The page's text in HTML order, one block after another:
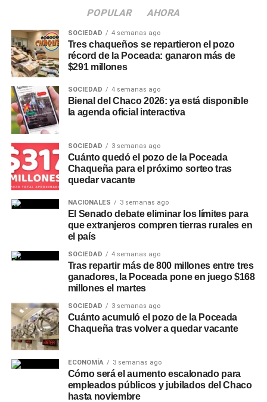
En tanto, el jefe de la Planta Potabilizadora de Puerto
mecánico y la canalización permiten optimizar el
escurrimiento del agua hacia la toma, mejorando las
condiciones de captación frente a la bajante del río, y
a la evolución de las condiciones hidrológicas.
Un plan preventivo en
distintos puntos de la
provincia
DesdeSameepremarcaron que estas intervenciones
forman parte de un plan de trabajo preventivo que la
empresa desarrolla en distintos puntos de la provincia
para responder con rapidez a las variaciones hidrológicas
y asegurar la prestación del servicio, priorizando el
funcionamiento de las plantas potabilizadoras y el
abastecimiento a la población. La planta de Puerto
Lavalle distribuye agua potable a esa localidad y a Fortín
Lavalle, Juan José Castelli, Miraflores, El Espinillo y Villa
Río Bermejito.
POPULAR AHORA
SOCIEDAD 4 semanas ago
Tres chaqueños se repartieron el pozo
récord de la Poceada: ganaron más de
$291 millones
SOCIEDAD 4 semanas ago
Bienal del Chaco 2026: ya está disponible
la agenda oficial interactiva
SOCIEDAD 3 semanas ago
Cuánto quedó el pozo de la Poceada
Chaqueña para el próximo sorteo tras
quedar vacante
NACIONALES 3 semanas ago
El Senado debate eliminar los límites para
que extranjeros compren tierras rurales en
el país
SOCIEDAD 4 semanas ago
Tras repartir más de 800 millones entre tres
ganadores, la Poceada pone en juego $168
millones el martes
SOCIEDAD 3 semanas ago
Cuánto acumuló el pozo de la Poceada
Chaqueña tras volver a quedar vacante
ECONOMÍA 3 semanas ago
Cómo será el aumento escalonado para
empleados públicos y jubilados del Chaco
hasta noviembre